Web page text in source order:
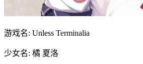
游戏名: Unless Terminalia
少女名: 橘 夏洛